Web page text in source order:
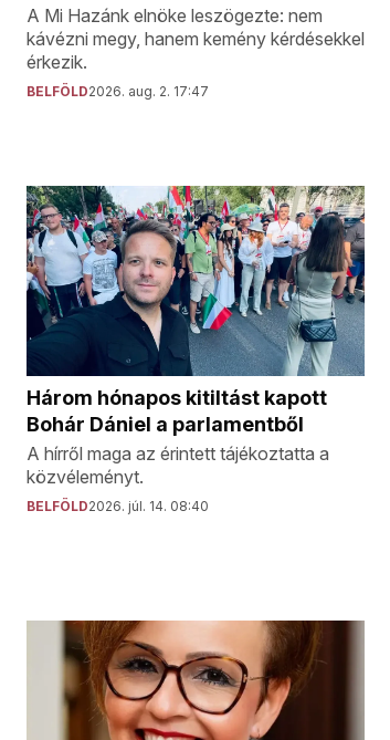
A Mi Hazánk elnöke leszögezte: nem
kávézni megy, hanem kemény kérdésekkel
érkezik.
BELFÖLD2026. aug. 2. 17:47
Három hónapos kitiltást kapott
Bohár Dániel a parlamentből
A hírről maga az érintett tájékoztatta a
közvéleményt.
BELFÖLD2026. júl. 14. 08:40